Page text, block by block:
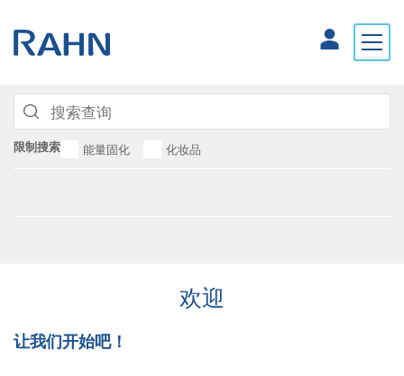
限制搜索 能量固化 化妆品
欢迎
让我们开始吧！